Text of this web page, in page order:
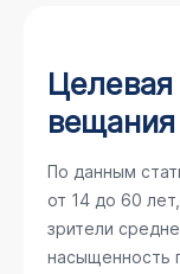
вещания
По данным
от 14 до 60
зрители
насыщенность